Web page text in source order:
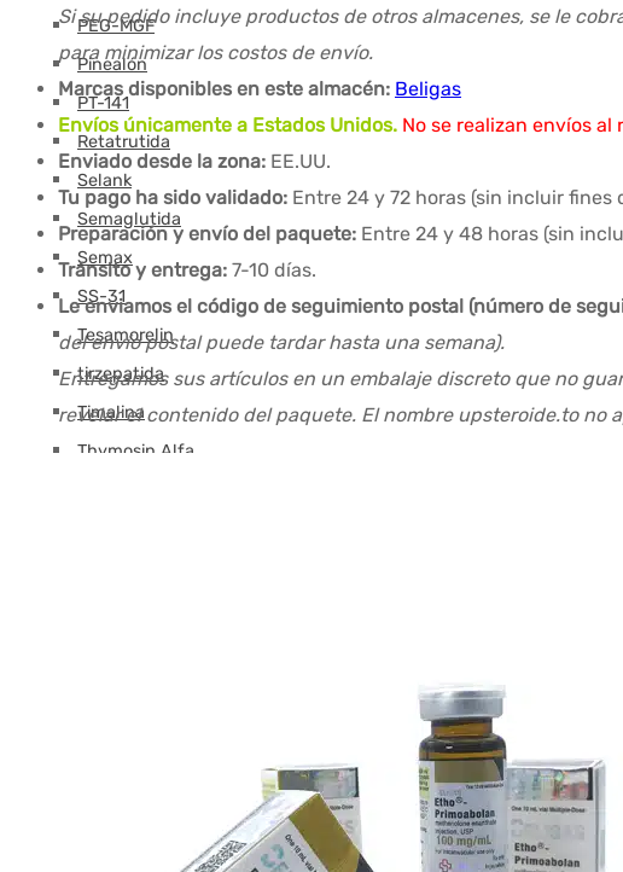
PEG-MGF
Pinealón
PT-141
Retatrutida
Selank
Semaglutida
Semax
SS-31
Tesamorelin
tirzepatida
Timalina
Thymosin Alfa
Hormona del crecimiento (HGH)
Agua bacteriostática
Jeringas inyección intramuscular
Si su pedido incluye productos de otros almacenes, se le
para minimizar los costos de envío.
Marcas disponibles en este almacén: Beligas
Envíos únicamente a Estados Unidos. No se realizan envíos al
Enviado desde la zona: EE.UU.
Tu pago ha sido validado: Entre 24 y 72 horas (sin incluir
Preparación y envío del paquete: Entre 24 y 48 horas (sin
Tránsito y entrega: 7-10 días.
Le enviamos el código de seguimiento postal (número de
del envío postal puede tardar hasta una semana).
Entregamos sus artículos en un embalaje discreto que no
revelar el contenido del paquete. El nombre upsteroide.to